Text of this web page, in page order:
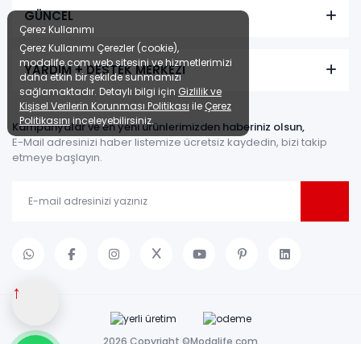
↑
GÜNCEL
YARDIM + DESTEK MERKEZİ
Kampanyalar ve en yeni ürünlerimizden haberiniz olsun,
E-Mail adresinizi haber listemize ücretsiz kaydedin, bizi takip
etmeye başlayın.
2026 Copyright ©Modalife.com
Çerez Kullanımı
Çerez Kullanımı Çerezler (cookie),
modalife.com web sitesini ve hizmetlerimizi
daha etkin bir şekilde sunmamızı
sağlamaktadır. Detaylı bilgi için Gizlilik ve
Kişisel Verilerin Korunması Politikası ile Çerez
Politikasınıinceleyebilirsiniz.